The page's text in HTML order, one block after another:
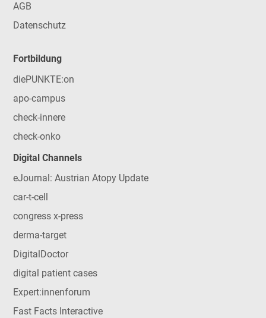
AGB
Datenschutz
Fortbildung
diePUNKTE:on
apo-campus
check-innere
check-onko
Digital Channels
eJournal: Austrian Atopy Update
car-t-cell
congress x-press
derma-target
DigitalDoctor
digital patient cases
Expert:innenforum
Fast Facts Interactive